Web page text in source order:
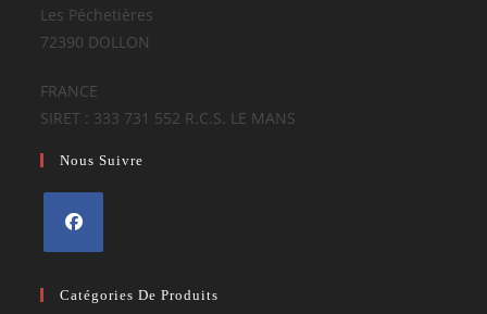
Les Péchetières
72390 DOLLON
FRANCE
SIRET : 333 731 552 R.C.S. LE MANS
Nous Suivre
dansCatégories De Produits